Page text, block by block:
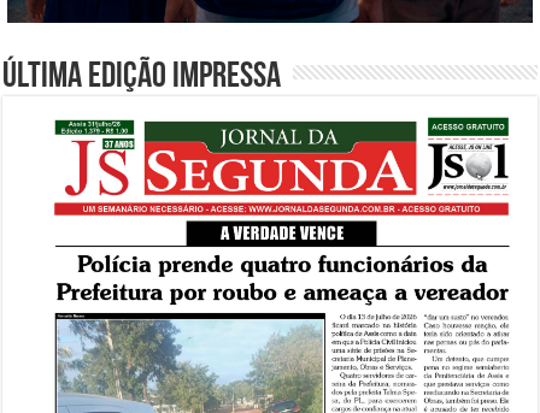
Última edição impressa